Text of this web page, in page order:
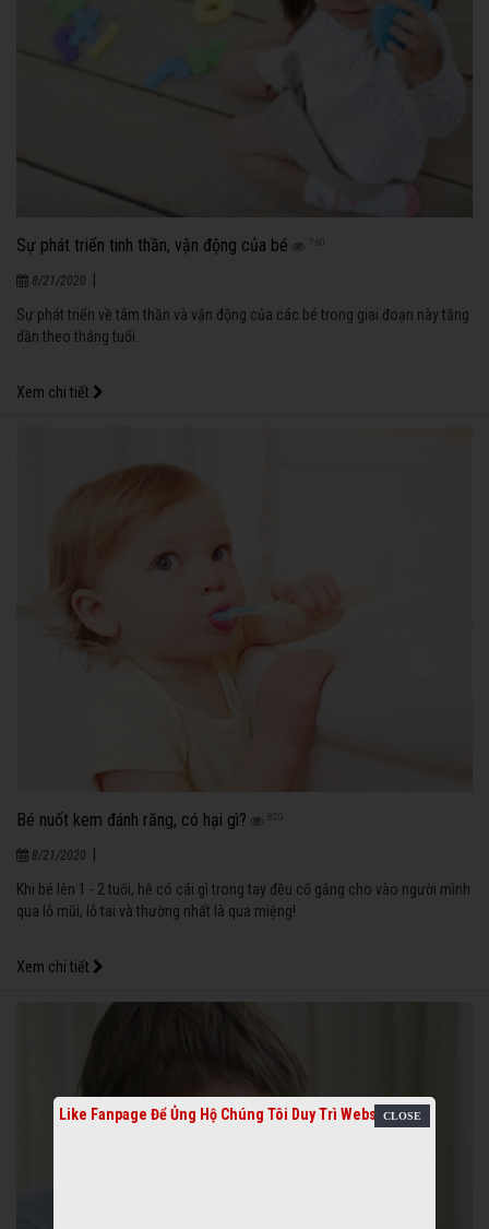
Sự phát triển tinh thần, vận động của bé 760
8/21/2020 |
Sự phát triển về tâm thần và vận động của các bé trong giai đoạn này tăng
dần theo tháng tuổi.
Xem chi tiết
Bé nuốt kem đánh răng, có hại gì? 820
8/21/2020
Khi bé lên 1 - 2 tuổi, hễ có cái gì trong tay đều cố gắng cho vào người mình
qua lỗ mũi, lỗ tai và thường nhất là qua miệng!
Xem chi tiết
Like Fanpage Để Ủng Hộ Chúng Tôi Duy Trì Website